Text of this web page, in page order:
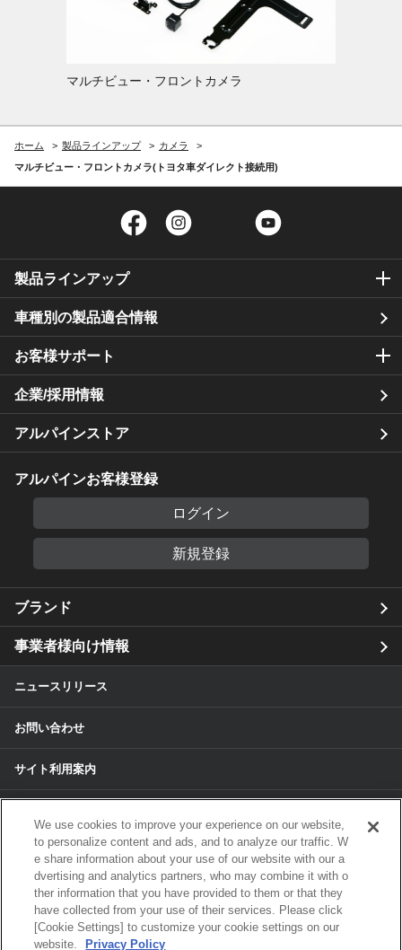
マルチビュー・フロントカメラ
ホーム 製品ラインアップ
カメラ
マルチビュー・フロントカメラ(トヨタ車ダイレクト接続用)
Facebook Twitter
製品ラインアップ
車種別の製品適合情報
お客様サポート
企業/採用情報
アルパインストア
アルパインお客様登録
ログイン
新規登録
ブランド
事業者様向け情報
ニュースリリース
お問い合わせ
サイト利用案内
個人情報のお取扱いについて
各種サービスの個人情報保護方針
サイトマップ
We use cookies to improve your experience on our website,
to personalize content and ads, and to analyze our traffic. W
e share information about your use of our website with our a
dvertising and analytics partners, who may combine it with o
ther information that you have provided to them or that they
have collected from your use of their services. Please click
[Cookie Settings] to customize your cookie settings on our
website.
Privacy Policy